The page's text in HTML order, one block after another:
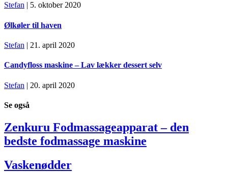
Stefan | 5. oktober 2020
Ølkøler til haven
Stefan | 21. april 2020
Candyfloss maskine – Lav lækker dessert selv
Stefan | 20. april 2020
Se også
Zenkuru Fodmassageapparat – den
bedste fodmassage maskine
Vaskenødder